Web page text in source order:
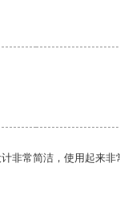
非常简洁，使用起来